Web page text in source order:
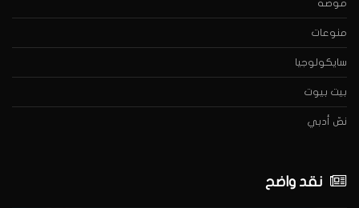
موضة
منوعات
سايكولوجيا
بيت بيوت
نصّ أدبي
نقد واضح